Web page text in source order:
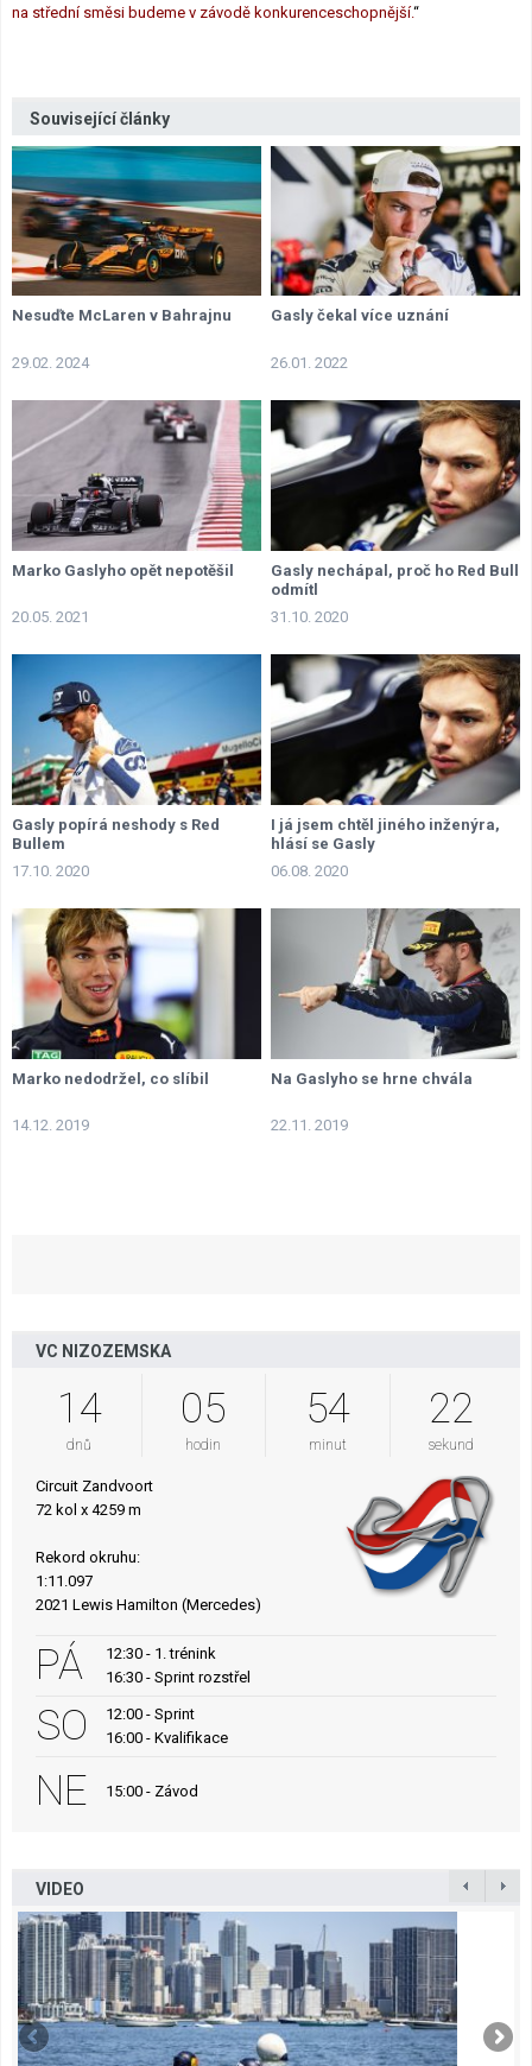
na střední směsi budeme v závodě konkurenceschopnější.“
Související články
Nesuďte McLaren v Bahrajnu
29.02. 2024
Gasly čekal více uznání
26.01. 2022
Marko Gaslyho opět nepotěšil
20.05. 2021
Gasly nechápal, proč ho Red Bull
odmítl
31.10. 2020
Gasly popírá neshody s Red
Bullem
17.10. 2020
I já jsem chtěl jiného inženýra,
hlásí se Gasly
06.08. 2020
Marko nedodržel, co slíbil
14.12. 2019
Na Gaslyho se hrne chvála
22.11. 2019
VC NIZOZEMSKA
14
dnů
05
hodin
54
minut
21
sekund
Circuit Zandvoort
72 kol x 4259 m
Rekord okruhu:
1:11.097
2021 Lewis Hamilton (Mercedes)
PÁ
12:30 - 1. trénink
16:30 - Sprint rozstřel
SO
12:00 - Sprint
16:00 - Kvalifikace
NE 15:00 - Závod
VIDEO